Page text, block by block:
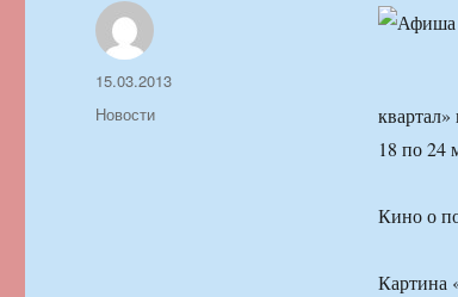
18 по 24
Кино о
Картина
Автор
Опубликовано
15.03.2013
Рубрики
Новости